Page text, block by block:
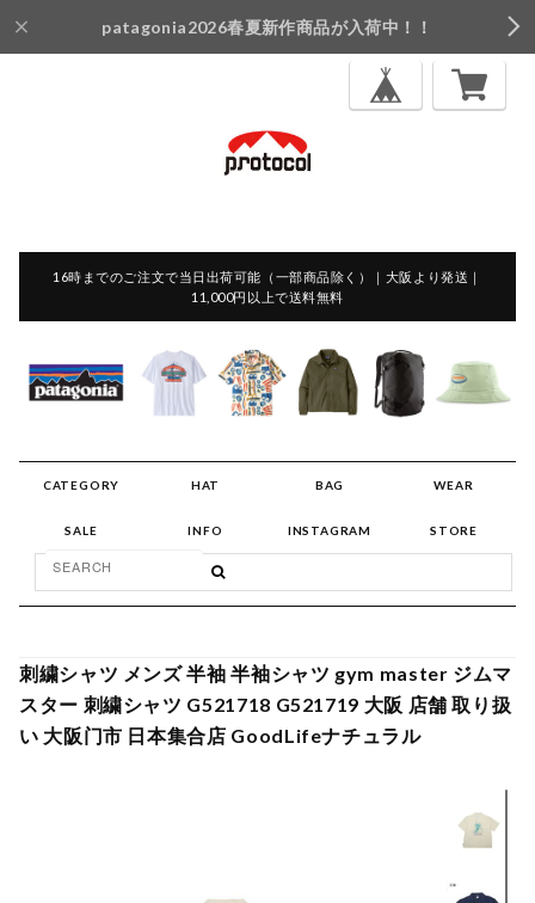
patagonia2026春夏新作商品が入荷中！！
16時までのご注文で当日出荷可能（一部商品除く）｜大阪より発送｜
11,000円以上で送料無料
CATEGORY HAT BAG WEAR
SALE INFO INSTAGRAM STORE
刺繍シャツ メンズ 半袖 半袖シャツ gym master ジムマ
スター 刺繍シャツ G521718 G521719 大阪 店舗 取り扱
い 大阪门市 日本集合店 GoodLifeナチュラル